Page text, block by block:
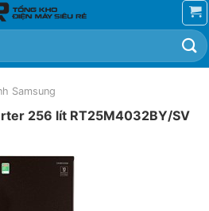
Samsung
256 lít RT25M4032BY/SV